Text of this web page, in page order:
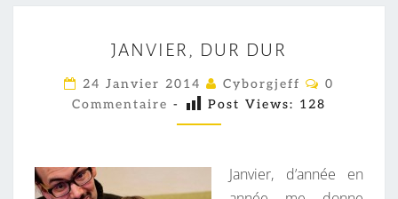
A
N
V
I
JANVIER, DUR DUR
24 Janvier 2014 Cyborgjeff
C
M
T
A
I
0
Commentaire - Post Views: 128
Janvier, d’année en